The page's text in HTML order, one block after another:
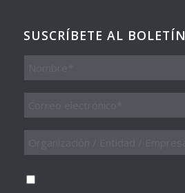
SUSCRÍBETE AL BOLETÍN
Nombre
Entidad
Empresa
Consentimiento